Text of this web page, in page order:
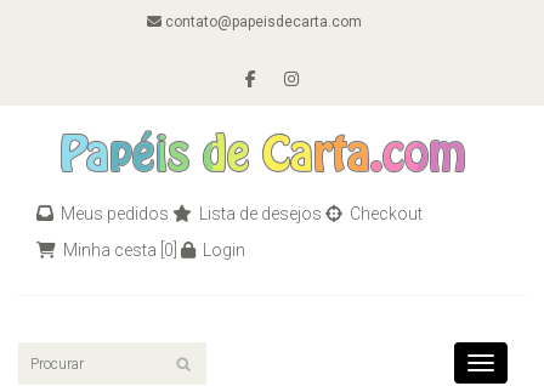
contato@papeisdecarta.com
Meus pedidos Lista de desejos
Checkout
Minha cesta [0] Login
Toggle